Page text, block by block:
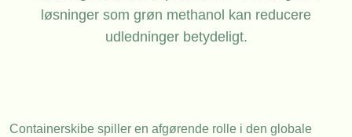
løsninger som grøn methanol kan reducere
udledninger betydeligt.
Containerskibe spiller en afgørende rolle i den globale